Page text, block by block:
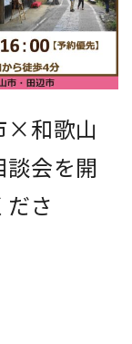
隊
×和歌山
会を開
さ